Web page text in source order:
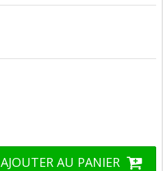
AJOUTER AU PANIER